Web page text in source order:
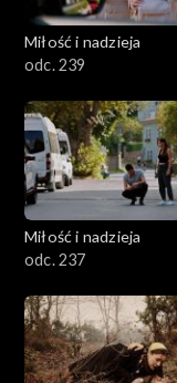
Miłość i nadzieja
odc. 239
Miłość i nadzieja
odc. 237